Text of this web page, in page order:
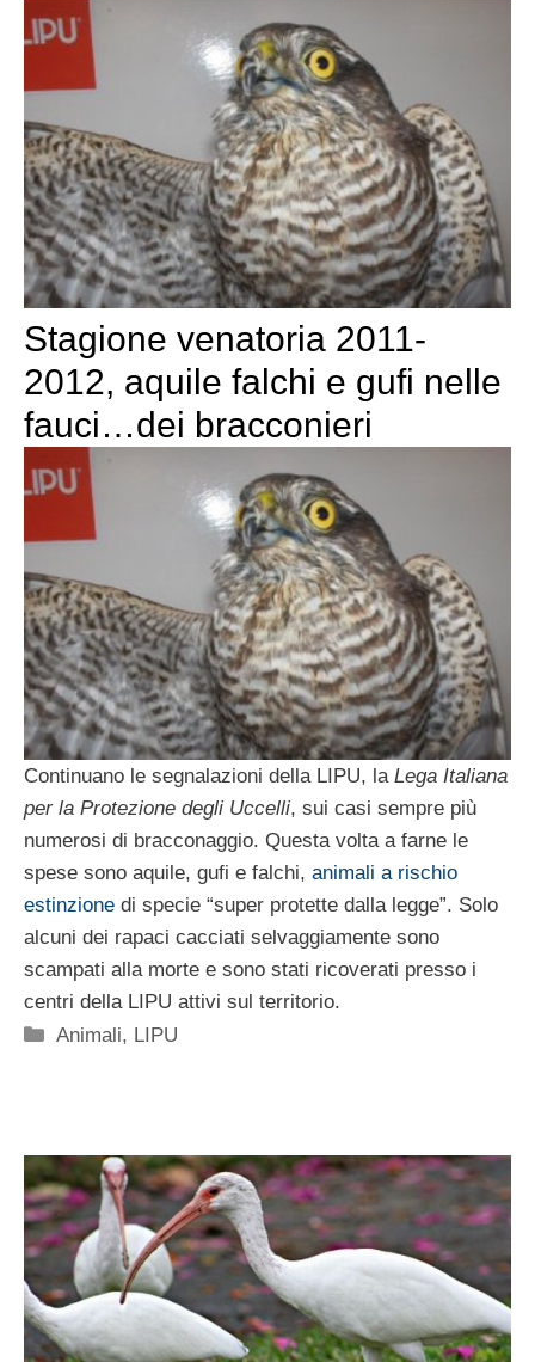
Stagione venatoria 2011-
2012, aquile falchi e gufi nelle
fauci…dei bracconieri
Continuano le segnalazioni della LIPU, la Lega Italiana
per la Protezione degli Uccelli, sui casi sempre più
numerosi di bracconaggio. Questa volta a farne le
spese sono aquile, gufi e falchi, animali a rischio
estinzione di specie “super protette dalla legge”. Solo
alcuni dei rapaci cacciati selvaggiamente sono
scampati alla morte e sono stati ricoverati presso i
centri della LIPU attivi sul territorio.
Categorie
Animali, LIPU